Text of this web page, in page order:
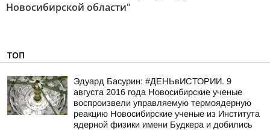
Новосибирской области"
ТОП
Эдуард Басурин: #ДЕНЬвИСТОРИИ. 9
августа 2016 года Новосибирские ученые
воспроизвели управляемую термоядерную
реакцию Новосибирские ученые из Института
ядерной физики имени Будкера и добились